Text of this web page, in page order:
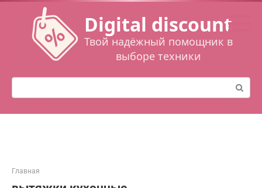
Перейти
контенту
Digital discount
Твой надёжный помощник в
выборе техники
Поиск:
Главная